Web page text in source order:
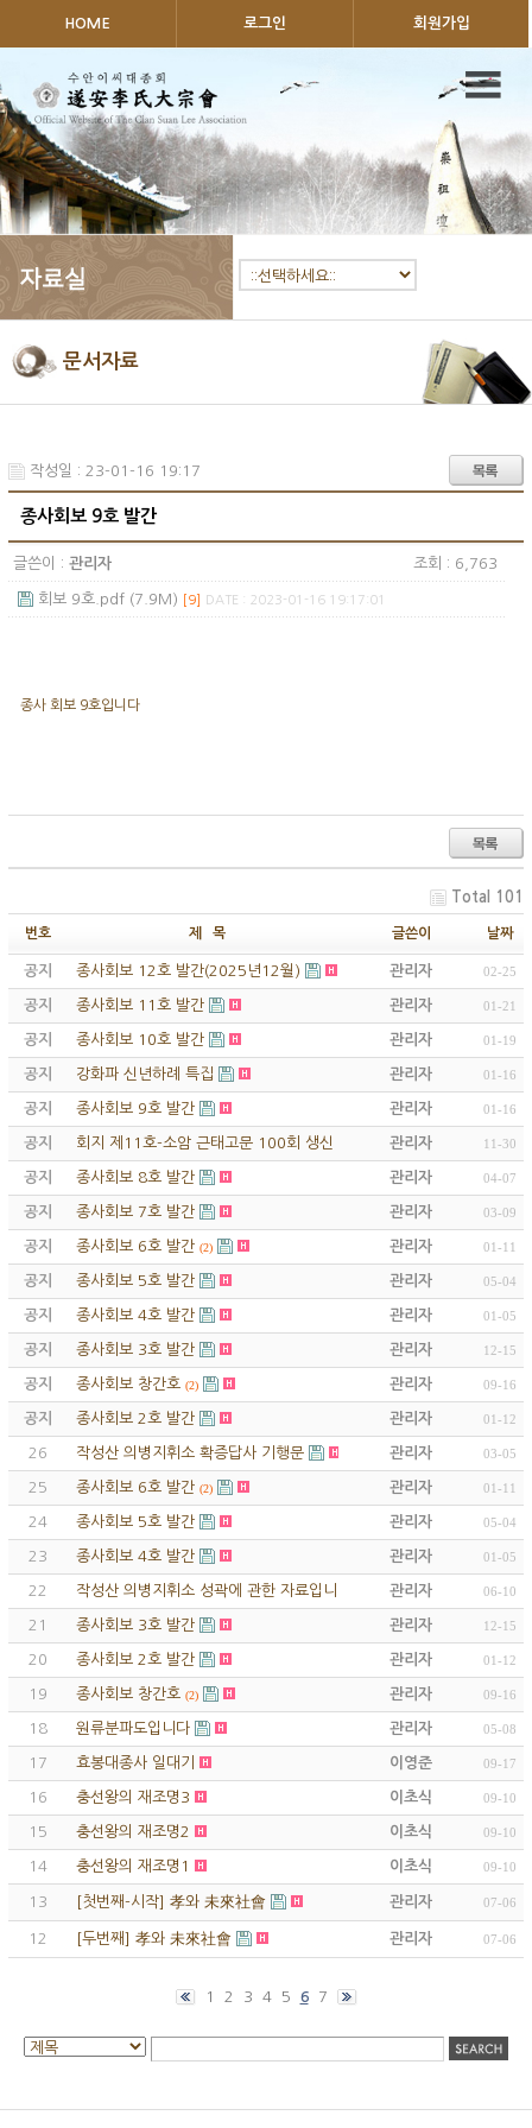
HOME 로그인 회원가입
문서자료
작성일 : 23-01-16 19:17
종사회보 9호 발간
글쓴이 : 관리자 조회 : 6,763
회보 9호.pdf (7.9M) [9] DATE : 2023-01-16 19:17:01
종사 회보 9호입니다
Total 101
번호 제 목 글쓴이 날짜
공지 종사회보 12호 발간(2025년12월) 관리자 02-25
공지 종사회보 11호 발간 관리자 01-21
공지 종사회보 10호 발간 관리자 01-19
공지 강화파 신년하례 특집 관리자 01-16
공지 종사회보 9호 발간 관리자 01-16
공지 회지 제11호-소암 근태고문 100회 생신 기념 특집 등록
관리자 11-30
공지 종사회보 8호 발간 관리자 04-07
공지 종사회보 7호 발간 관리자 03-09
공지 종사회보 6호 발간 (2) 관리자 01-11
공지 종사회보 5호 발간 관리자 05-04
공지 종사회보 4호 발간 관리자 01-05
공지 종사회보 3호 발간 관리자 12-15
공지 종사회보 창간호 (2) 관리자 09-16
공지 종사회보 2호 발간 관리자 01-12
26 작성산 의병지휘소 확증답사 기행문 관리자 03-05
25 종사회보 6호 발간 (2) 관리자 01-11
24 종사회보 5호 발간 관리자 05-04
23 종사회보 4호 발간 관리자 01-05
22 작성산 의병지휘소 성곽에 관한 자료입니다 관리자 06-10
21 종사회보 3호 발간 관리자 12-15
20 종사회보 2호 발간 관리자 01-12
19 종사회보 창간호 (2) 관리자 09-16
18 원류분파도입니다 관리자 05-08
17 효봉대종사 일대기 이영준 09-17
16 충선왕의 재조명3 이초식 09-10
15 충선왕의 재조명2 이초식 09-10
14 충선왕의 재조명1 이초식 09-10
13 [첫번째-시작] 孝와 未來社會 관리자 07-06
12 [두번째] 孝와 未來社會 관리자 07-06
1 2 3 4 5 6 7